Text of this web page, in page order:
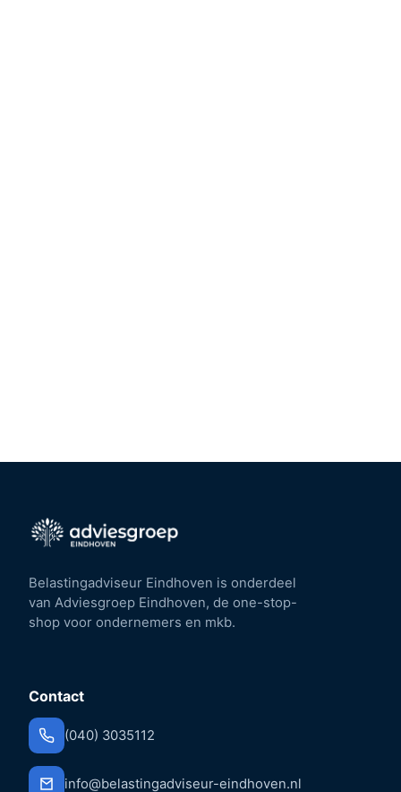
Belastingadviseur Eindhoven is onderdeel
van Adviesgroep Eindhoven, de one-stop-
shop voor ondernemers en mkb.
Contact
(040) 3035112
info@belastingadviseur-eindhoven.nl